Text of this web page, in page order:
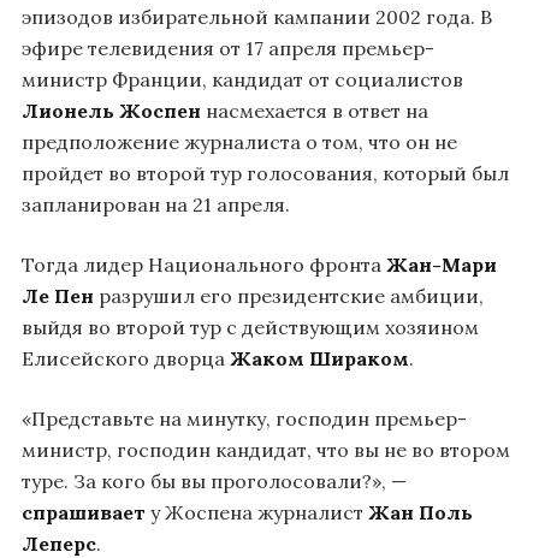
эпизодов избирательной кампании 2002 года. В
эфире телевидения от 17 апреля премьер-
министр Франции, кандидат от социалистов
Лионель Жоспен насмехается в ответ на
предположение журналиста о том, что он не
пройдет во второй тур голосования, который был
запланирован на 21 апреля.
Тогда лидер Национального фронта Жан-Мари
Ле Пен разрушил его президентские амбиции,
выйдя во второй тур с действующим хозяином
Елисейского дворца Жаком Шираком.
«Представьте на минутку, господин премьер-
министр, господин кандидат, что вы не во втором
туре. За кого бы вы проголосовали?», —
спрашивает у Жоспена журналист Жан Поль
Леперс.